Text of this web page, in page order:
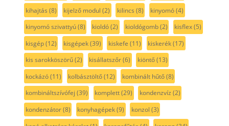
kihajtás (8) kijelző modul (2) kilincs (8) kinyomó(4)
kinyomó szivattyú(8) kioldó(2) kioldógomb(2) kisflex(5)
kisgép(12) kisgépek(39) kiskefe (11) kiskerék(17)
kis sarokköszörű(2) kisállatszőr(6) kiöntő(13)
kockázó(11) kolbásztöltő(12) kombinált hűtő(8)
kombináltszívófej (39) komplett(29) kondenzvíz (2)
kondenzátor(8) konyhagépek(9) konzol (3)